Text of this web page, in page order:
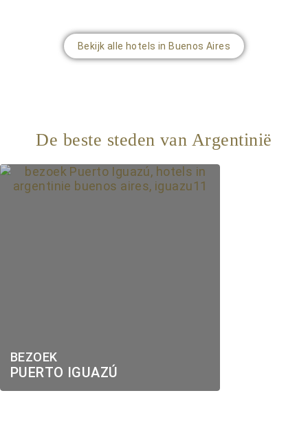
Bekijk alle hotels in Buenos Aires
De beste steden van Argentinië
BEZOEK
PUERTO IGUAZÚ